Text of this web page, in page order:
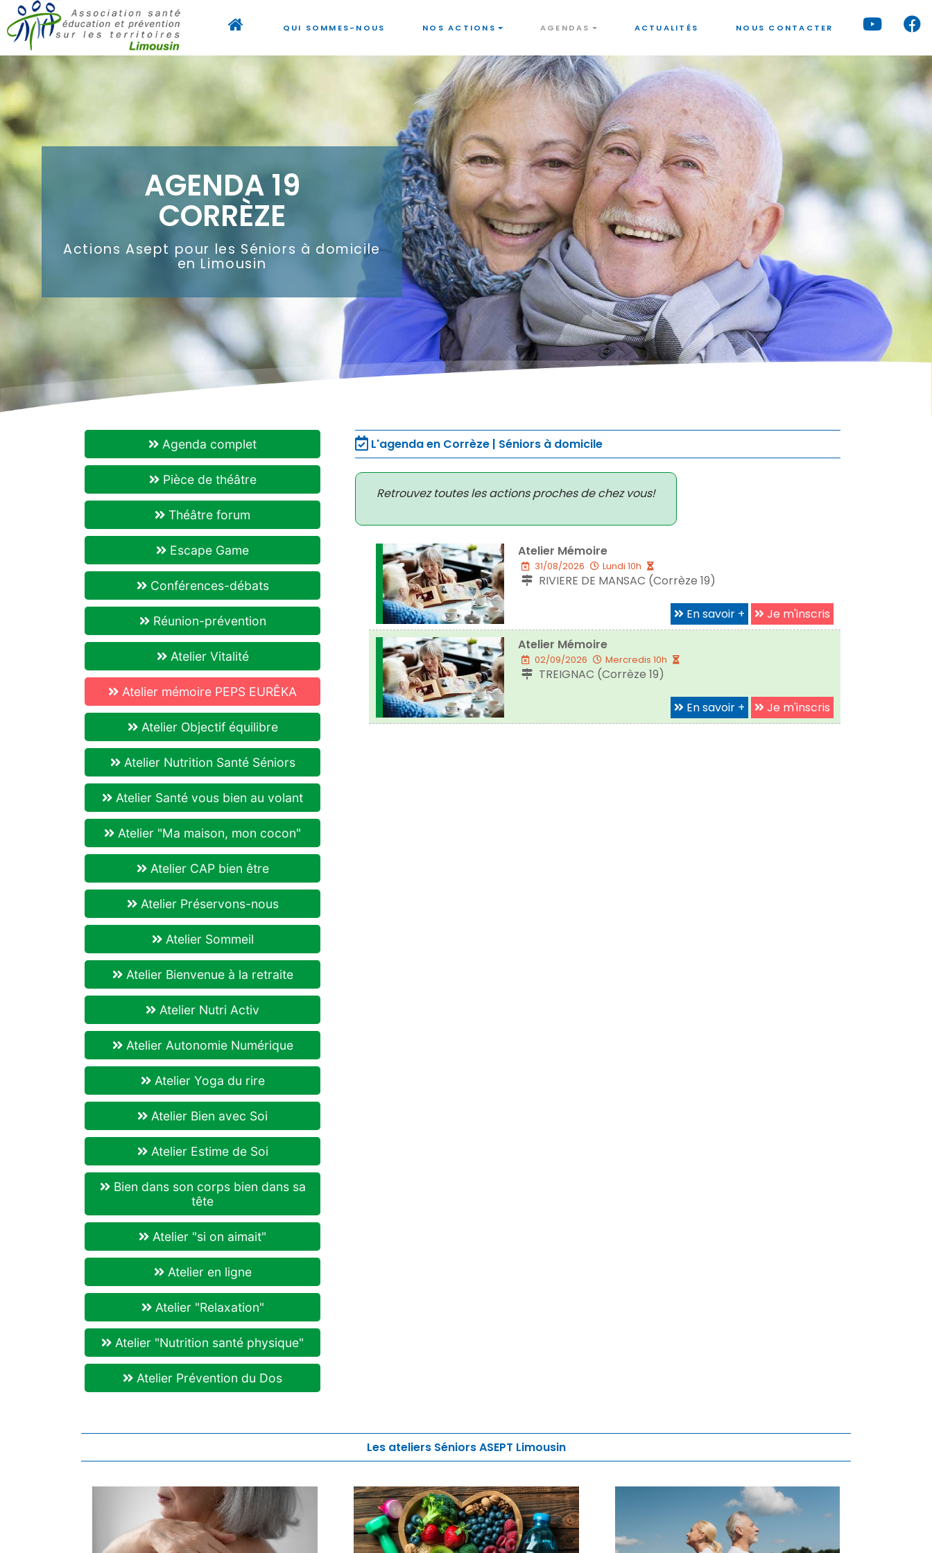
QUI SOMMES-NOUS NOS ACTIONS AGENDAS ACTUALITÉS NOUS CONTACTER
AGENDA 19
CORRÈZE
Actions Asept pour les Séniors à domicile
en Limousin
Agenda complet
Pièce de théâtre
Théâtre forum
Escape Game
Conférences-débats
Réunion-prévention
Atelier Vitalité
Atelier mémoire PEPS EURÊKA
Atelier Objectif équilibre
Atelier Nutrition Santé Séniors
Atelier Santé vous bien au volant
Atelier "Ma maison, mon cocon"
Atelier CAP bien être
Atelier Préservons-nous
Atelier Sommeil
Atelier Bienvenue à la retraite
Atelier Nutri Activ
Atelier Autonomie Numérique
Atelier Yoga du rire
Atelier Bien avec Soi
Atelier Estime de Soi
Bien dans son corps bien dans sa
tête
Atelier "si on aimait"
Atelier en ligne
Atelier "Relaxation"
Atelier "Nutrition santé physique"
Atelier Prévention du Dos
L'agenda en Corrèze | Séniors à domicile
Retrouvez toutes les actions proches de chez vous!
Atelier Mémoire
31/08/2026 Lundi 10h
RIVIERE DE MANSAC (Corrèze 19)
En savoir +
Je m'inscris
Atelier Mémoire
02/09/2026 Mercredis 10h
TREIGNAC (Corrèze 19)
En savoir + Je m'inscris
Les ateliers Séniors ASEPT Limousin